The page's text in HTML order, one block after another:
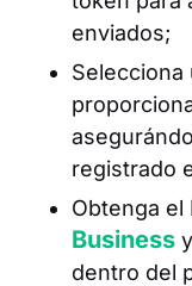
enviados;
registrado
Obtenga el
Business
dentro del